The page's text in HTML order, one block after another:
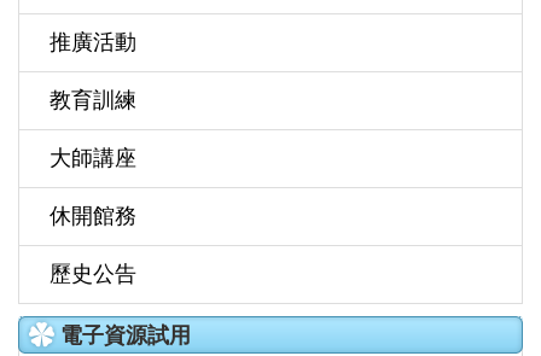
推廣活動
教育訓練
大師講座
休開館務
歷史公告
電子資源試用